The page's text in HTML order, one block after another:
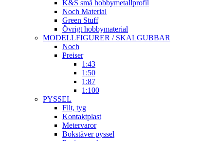
K&S små hobbymetallprofil
Noch Material
Green Stuff
Övrigt hobbymaterial
MODELLFIGURER / SKALGUBBAR
Noch
Preiser
1:43
1:50
1:87
1:100
PYSSEL
Filt, tyg
Kontaktplast
Metervaror
Bokstäver pyssel